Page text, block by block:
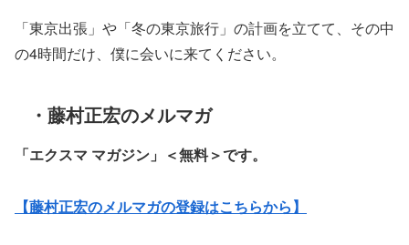
「東京出張」や「冬の東京旅行」の計画を立てて、その中
の4時間だけ、僕に会いに来てください。
・藤村正宏のメルマガ
「エクスマ マガジン」 ＜無料＞です。
【藤村正宏のメルマガの登録はこちらから】